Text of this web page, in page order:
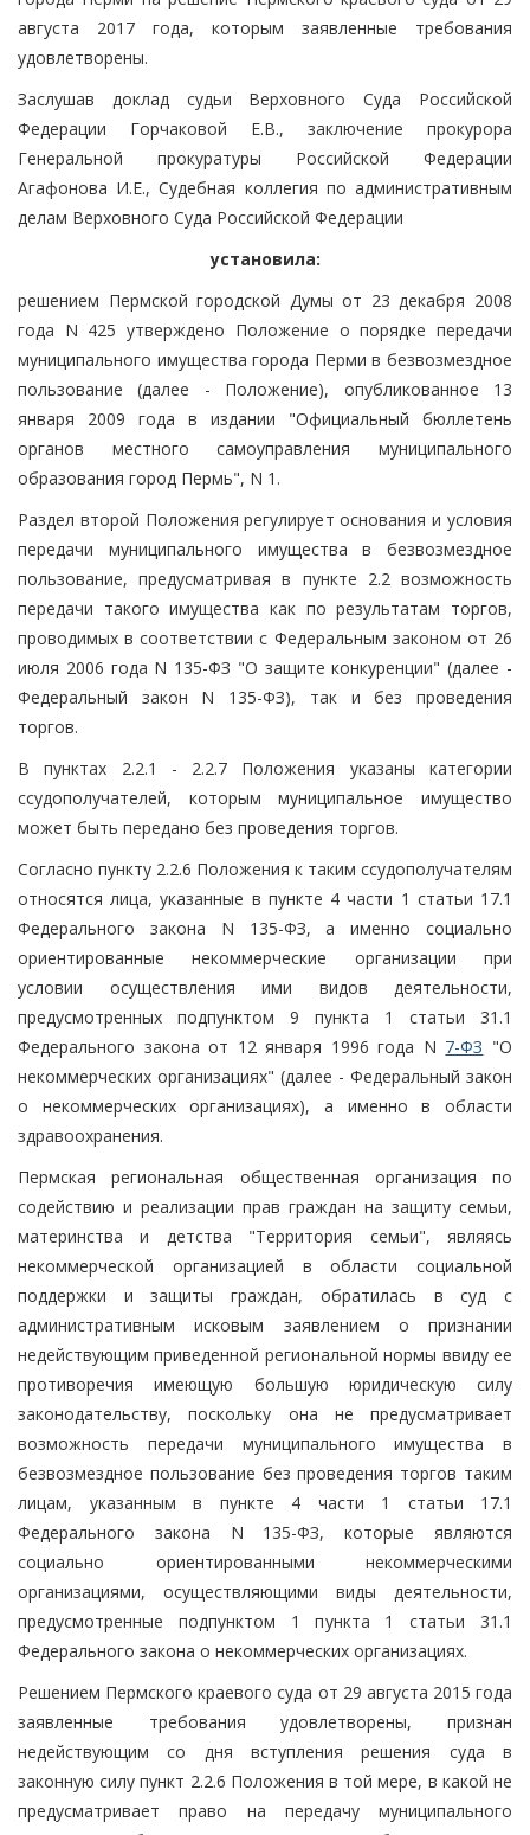
августа 2017 года, которым заявленные требования
удовлетворены.
Заслушав доклад судьи Верховного Суда Российской
Федерации Горчаковой Е.В., заключение прокурора
Генеральной прокуратуры Российской Федерации
Агафонова И.Е., Судебная коллегия по административным
делам Верховного Суда Российской Федерации
установила:
решением Пермской городской Думы от 23 декабря 2008
года N 425 утверждено Положение о порядке передачи
муниципального имущества города Перми в безвозмездное
пользование (далее - Положение), опубликованное 13
января 2009 года в издании "Официальный бюллетень
органов местного самоуправления муниципального
образования город Пермь", N 1.
Раздел второй Положения регулирует основания и условия
передачи муниципального имущества в безвозмездное
пользование, предусматривая в пункте 2.2 возможность
передачи такого имущества как по результатам торгов,
проводимых в соответствии с Федеральным законом от 26
июля 2006 года N 135-ФЗ "О защите конкуренции" (далее -
Федеральный закон N 135-ФЗ), так и без проведения
торгов.
В пунктах 2.2.1 - 2.2.7 Положения указаны категории
ссудополучателей, которым муниципальное имущество
может быть передано без проведения торгов.
Согласно пункту 2.2.6 Положения к таким ссудополучателям
относятся лица, указанные в пункте 4 части 1 статьи 17.1
Федерального закона N 135-ФЗ, а именно социально
ориентированные некоммерческие организации при
условии осуществления ими видов деятельности,
предусмотренных подпунктом 9 пункта 1 статьи 31.1
Федерального закона от 12 января 1996 года N 7-ФЗ "О
некоммерческих организациях" (далее - Федеральный закон
о некоммерческих организациях), а именно в области
здравоохранения.
Пермская региональная общественная организация по
содействию и реализации прав граждан на защиту семьи,
материнства и детства "Территория семьи", являясь
некоммерческой организацией в области социальной
поддержки и защиты граждан, обратилась в суд с
административным исковым заявлением о признании
недействующим приведенной региональной нормы ввиду ее
противоречия имеющую большую юридическую силу
законодательству, поскольку она не предусматривает
возможность передачи муниципального имущества в
безвозмездное пользование без проведения торгов таким
лицам, указанным в пункте 4 части 1 статьи 17.1
Федерального закона N 135-ФЗ, которые являются
социально ориентированными некоммерческими
организациями, осуществляющими виды деятельности,
предусмотренные подпунктом 1 пункта 1 статьи 31.1
Федерального закона о некоммерческих организациях.
Решением Пермского краевого суда от 29 августа 2015 года
заявленные требования удовлетворены, признан
недействующим со дня вступления решения суда в
законную силу пункт 2.2.6 Положения в той мере, в какой не
предусматривает право на передачу муниципального